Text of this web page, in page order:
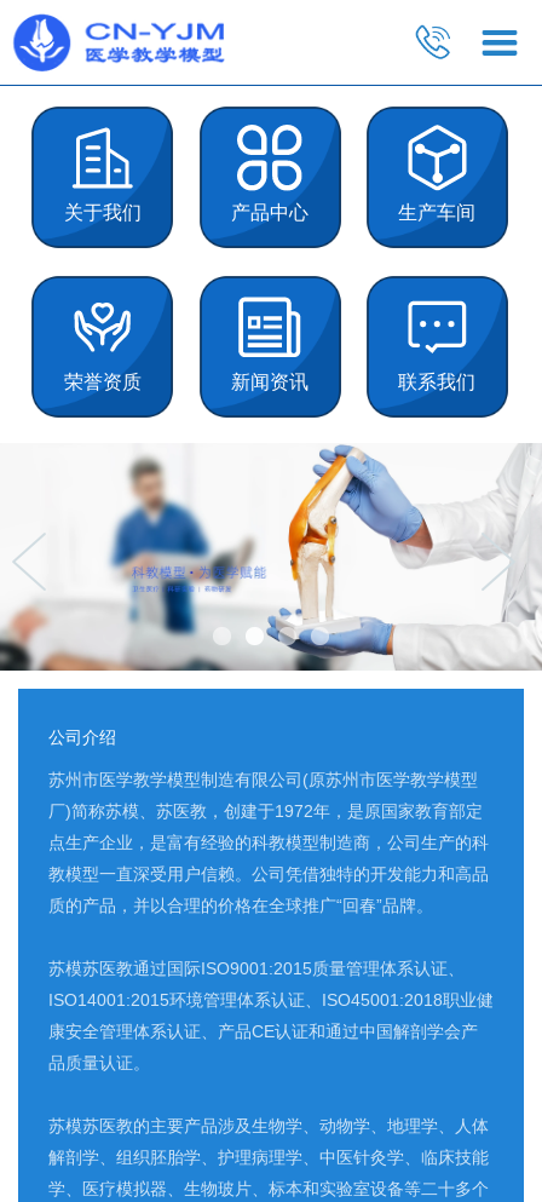
关于我们 产品中心 生产车间
荣誉资质 新闻资讯 联系我们
公司介绍
苏州市医学教学模型制造有限公司(原苏州市医学教学模型
厂)简称苏模、苏医教，创建于1972年，是原国家教育部定
点生产企业，是富有经验的科教模型制造商，公司生产的科
教模型一直深受用户信赖。公司凭借独特的开发能力和高品
质的产品，并以合理的价格在全球推广“回春”品牌。
苏模苏医教通过国际ISO9001:2015质量管理体系认证、
ISO14001:2015环境管理体系认证、ISO45001:2018职业健
康安全管理体系认证、产品CE认证和通过中国解剖学会产
品质量认证。
苏模苏医教的主要产品涉及生物学、动物学、地理学、人体
解剖学、组织胚胎学、护理病理学、中医针灸学、临床技能
学、医疗模拟器、生物玻片、标本和实验室设备等二十多个